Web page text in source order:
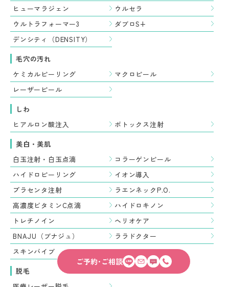
ヒューマラジェン
ウルセラ
ウルトラフォーマー3
ダブロS+
デンシティ（DENSITY）
毛穴の汚れ
ケミカルピーリング
マクロピール
レーザーピール
しわ
ヒアルロン酸注入
ボトックス注射
美白・美肌
白玉注射・白玉点滴
コラーゲンピール
ハイドロピーリング
イオン導入
プラセンタ注射
ラエンネックP.O.
高濃度ビタミンC点滴
ハイドロキノン
トレチノイン
ヘリオケア
BNAJU（ブナジュ）
ララドクター
スキンバイブ
脱毛
ご予約･ご相談